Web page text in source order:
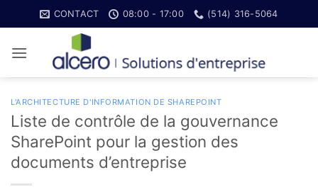
to
CONTACT 08:00 - 17:00 (514) 316-5064
L'ARCHITECTURE D'INFORMATION DE SHAREPOINT
Liste de contrôle de la gouvernance
SharePoint pour la gestion des
documents d’entreprise